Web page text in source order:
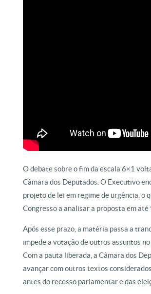
O debate sobre o fim da escala 6×1
Câmara dos Deputados. O Executivo
projeto de lei em regime de urgência, o
Congresso a analisar a proposta em até
Após esse prazo, a matéria passa a
impede a votação de outros assuntos no
Com a pauta liberada, a Câmara dos
avançar com outros textos
antes do recesso parlamentar e das